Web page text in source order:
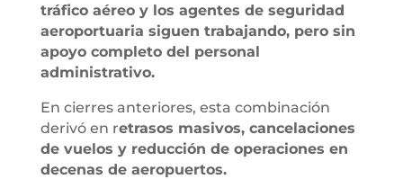
tráfico aéreo y los agentes de seguridad
aeroportuaria siguen trabajando, pero sin
apoyo completo del personal
administrativo.
En cierres anteriores, esta combinación
derivó en retrasos masivos, cancelaciones
de vuelos y reducción de operaciones en
decenas de aeropuertos.